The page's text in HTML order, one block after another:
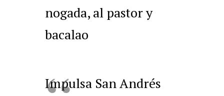
nogada, al pastor y
bacalao
Impulsa San Andrés